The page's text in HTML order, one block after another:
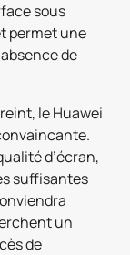
sous
permet une
de
le Huawei
d’écran,
suffisantes
un
de